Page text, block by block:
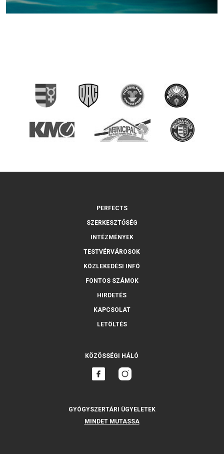
PERFECTS
SZERKESZTŐSÉG
INTÉZMÉNYEK
TESTVÉRVÁROSOK
KÖZLEKEDÉSI INFÓ
FONTOS SZÁMOK
HIRDETÉS
KAPCSOLAT
LETÖLTÉS
KÖZÖSSÉGI HÁLÓ
GYÓGYSZERTÁRI ÜGYELETEK
MINDET MUTASSA